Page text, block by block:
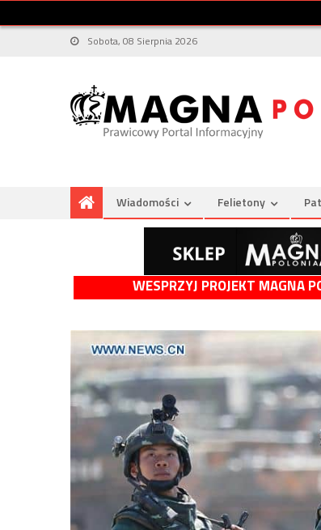
Sobota, 08 Sierpnia 2026
Wiadomości Felietony
WESPRZYJ PROJEKT MAGNA